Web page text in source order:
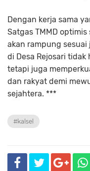
Dengan kerja sama
Satgas TMMD
akan rampung sesuai
di Desa Rejosari
tetapi juga
dan rakyat demi
sejahtera. ***
#kalsel